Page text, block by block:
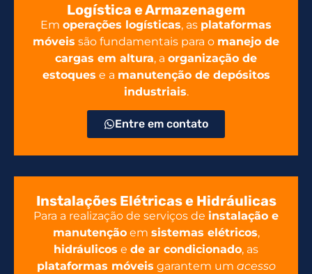
Logística e Armazenagem
Em operações logísticas, as plataformas
móveis são fundamentais para o manejo de
cargas em altura, a organização de
estoques e a manutenção de depósitos
industriais.
Entre em contato
Instalações Elétricas e Hidráulicas
Para a realização de serviços de instalação e
manutençãoem sistemas elétricos,
hidráulicos e de ar condicionado, as
plataformas móveis garantem um acesso